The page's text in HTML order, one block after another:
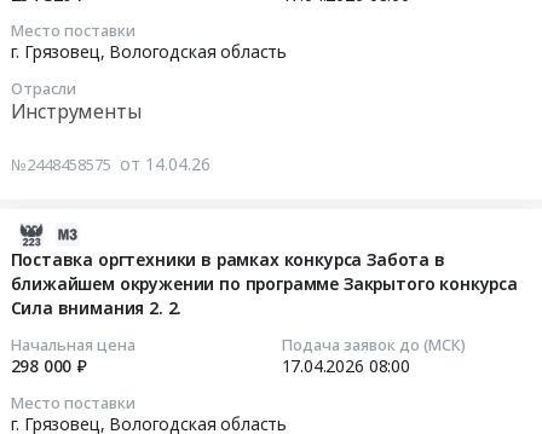
Место поставки
г. Грязовец, Вологодская область
Отрасли
Инструменты
№2448458575 от 14.04.26
Поставка оргтехники в рамках конкурса Забота в
ближайшем окружении по программе Закрытого конкурса
Сила внимания 2. 2.
Начальная цена
298 000 ₽
Подача заявок до (МСК)
17.04.2026 08:00
Место поставки
г. Грязовец, Вологодская область